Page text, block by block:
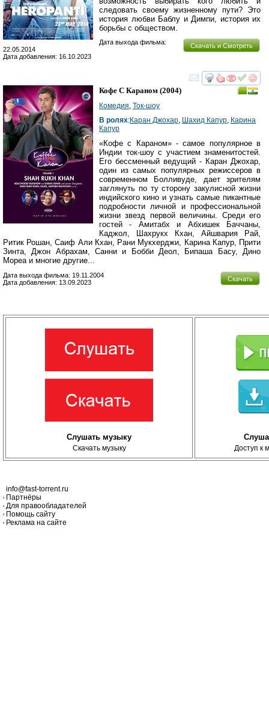
следовать своему жизненному пути? Это
история любви Баблу и Димпи, история их
борьбы с обществом.
Скачать и Смотреть
Дата выхода фильма:
22.05.2014
Дата добавления: 16.10.2023
смотреть
Кофе С Караном (2004)
Комедия, Ток-шоу
В ролях:Каран Джохар, Шахид Капур, Карина
Капур
«Кофе с Караном» - самое популярное в
Индии ток-шоу с участием знаменитостей.
Его бессменный ведущий - Каран Джохар,
один из самых популярных режиссеров в
современном Болливуде, дает зрителям
заглянуть по ту сторону закулисной жизни
индийского кино и узнать самые пикантные
подробности личной и профессиональной
жизни звезд первой величины. Среди его
гостей - Амитабх и Абхишек Баччаны,
Каджол, Шахрукх Кхан, Айшвария Рай,
Ритик Рошан, Саиф Али Кхан, Рани Мукхерджи, Карина Капур, Прити
Зинта, Джон Абрахам, Санни и Бобби Деол, Бипаша Басу, Дино
Мореа и многие другие...
Скачать
Дата выхода фильма: 19.11.2004
Дата добавления: 13.09.2023
Слушать музыку
Скачать музыку Доступ к
info@fast-torrent.ru
Партнёры
Для правообладателей
Помощь сайту
Реклама на сайте